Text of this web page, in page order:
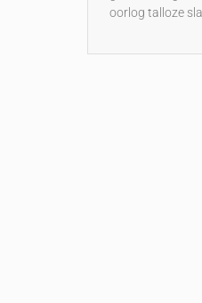
oorlog talloze